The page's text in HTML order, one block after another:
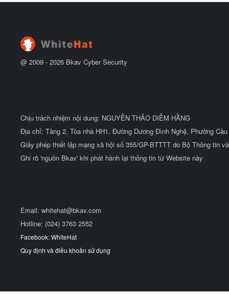
b
u
@ 2009 - 2026 Bkav Cyber Security
Chịu trách nhiệm nội dung: NGUYỄN THẢO DIỄM HẰNG
Địa chỉ: Tầng 2, Tòa nhà HH1, Đường Dương Đình Nghệ, Phường
Giấy phép thiết lập mạng xã hội số 355/GP-BTTTT do Bộ Thông tin
Ghi rõ 'nguồn Bkav' khi phát hành lại thông tin từ Website này
Email: whitehat@bkav.com
Hotline: (024) 3763 2552
Facebook: WhiteHat
Quy định và điều khoản sử dụng